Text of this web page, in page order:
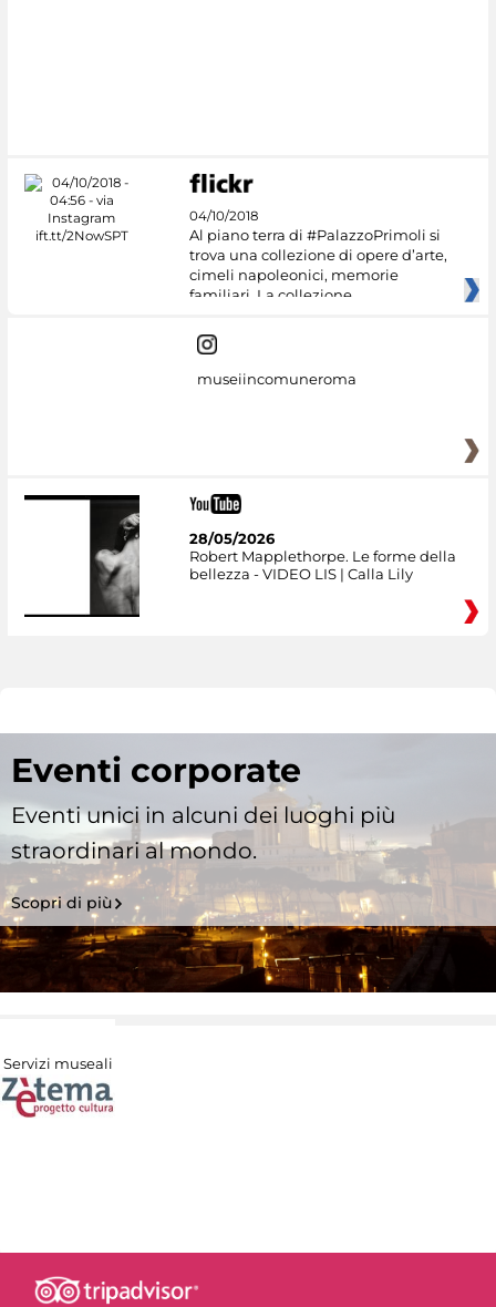
04/10/2018
Al piano terra di #PalazzoPrimoli si
trova una collezione di opere d’arte,
cimeli napoleonici, memorie
familiari. La collezione
museiincomuneroma
28/05/2026
Robert Mapplethorpe. Le forme della
bellezza - VIDEO LIS | Calla Lily
Eventi corporate
Eventi unici in alcuni dei luoghi più
straordinari al mondo.
Scopri di più
Servizi museali